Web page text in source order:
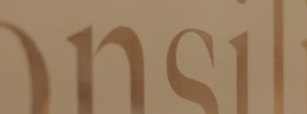
NL51 RABO 0301 1762 80